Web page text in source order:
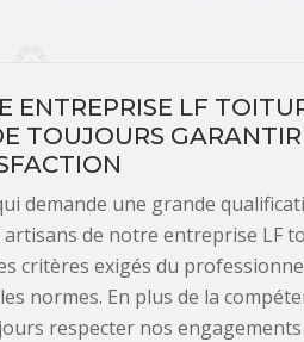
ENTREPRISE LF
TOUJOURS
demande une grande
de notre entreprise LF
critères exigés du
normes. En plus de la
respecter nos